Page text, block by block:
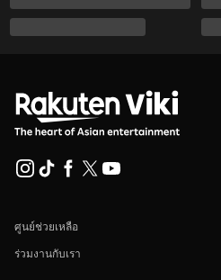
ศูนย์ช่วยเหลือ
ร่วมงานกับเรา